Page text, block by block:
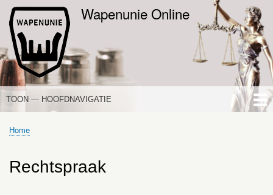
Overslaan
en
Wapenunie Online
HOOFDNAVIGATIE
TOON — HOOFDNAVIGATIE
HOME
NIEUWS
DE WAPENWET
STANDPUNTEN
PORTALEN
OVER WAPENUNIE
Kruimelpad
Home
Rechtspraak